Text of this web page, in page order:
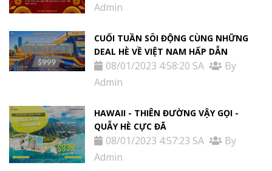
Admin
CUỐI TUẦN SÔI ĐỘNG CÙNG NHỮNG
DEAL HÈ VỀ VIỆT NAM HẤP DẪN
08/01/2023 4:58:20 SA
By
Admin
HAWAII - THIÊN ĐƯỜNG VẬY GỌI -
QUẪY HÈ CỰC ĐÃ
08/01/2023 4:57:23 SA
By
Admin